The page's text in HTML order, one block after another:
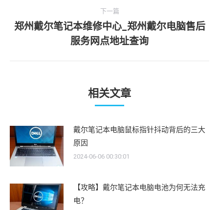
下一篇
下
一
文
郑州戴尔笔记本维修中心_郑州戴尔电脑售后
服务网点地址查询
相关文章
戴尔笔记本电脑鼠标指针抖动背后的三大
原因
2024-06-06 00:30:01
【攻略】戴尔笔记本电脑电池为何无法充
电？